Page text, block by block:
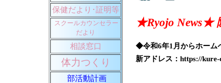
保健だより･証明等
スクールカウンセラー
だより
相談窓口
体力つくり
部活動計画
★Ryojo News★
◆令和6年1月からホーム
新アドレス：https://